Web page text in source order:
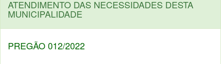
ATENDIMENTO DAS NECESSIDADES DESTA
MUNICIPALIDADE
PREGÃO 012/2022